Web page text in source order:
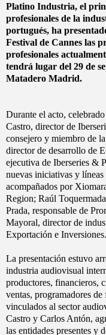
Platino Industria, el
profesionales de la
portugués, ha
Festival de Cannes las
profesionales
tendrá lugar del 29 de
Matadero Madrid.
Durante el acto,
Castro, director de
consejero y miembro de
director de desarrollo de
ejecutiva de Iberseries &
nuevas iniciativas y líneas
acompañados por
Region; Raúl
Prada, responsable de
Mayoral, director de
Exportación e Inversiones.
La presentación estuvo
industria audiovisual
productores, financieros,
ventas, programadores
vinculados al sector
Castro y Carlos Antón,
las entidades presentes y